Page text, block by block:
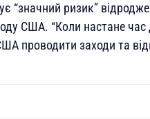
“значний ризик”
США. “Коли настане
проводити заходи та